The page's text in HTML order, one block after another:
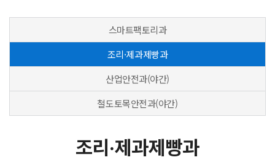
스마트팩토리과
조리·제과제빵과
산업안전과(야간)
철도토목안전과(야간)
조리·제과제빵과